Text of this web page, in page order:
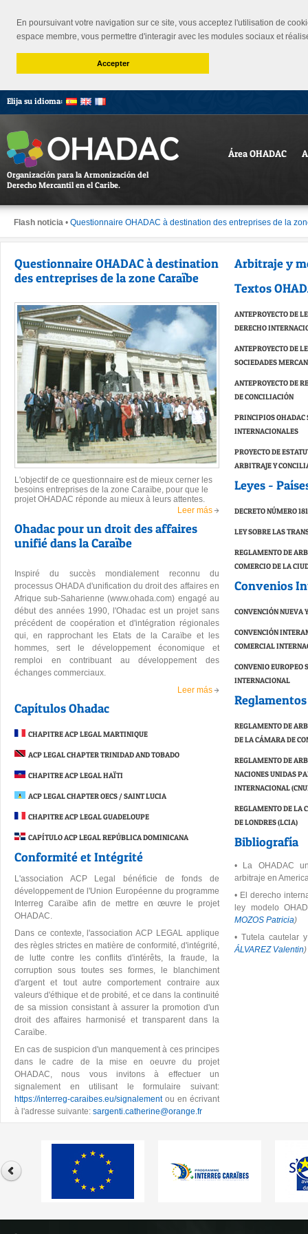
En poursuivant votre navigation sur ce site, vous acceptez l'utilisation de
espace membre, vous permettre d'interagir avec les modules sociaux et
Accepter
Elija su idioma:
Organización para la Armonización del
Derecho Mercantil en el Caribe.
Área OHADAC
Flash noticia • Questionnaire OHADAC à destination des entreprises de la
Questionnaire OHADAC à destination
des entreprises de la zone Caraïbe
L'objectif de ce questionnaire est de mieux cerner les
besoins entreprises de la zone Caraïbe, pour que le
projet OHADAC réponde au mieux à leurs attentes.
Leer más
Ohadac pour un droit des affaires
unifié dans la Caraïbe
Inspiré du succès mondialement reconnu du
processus OHADA d'unification du droit des affaires en
Afrique sub-Saharienne (www.ohada.com) engagé au
début des années 1990, l'Ohadac est un projet sans
précédent de coopération et d'intégration régionales
qui, en rapprochant les Etats de la Caraïbe et les
hommes, sert le développement économique et
remploi en contribuant au développement des
échanges commerciaux.
Leer más
Capítulos Ohadac
CHAPITRE ACP LEGAL MARTINIQUE
ACP LEGAL CHAPTER TRINIDAD AND TOBADO
CHAPITRE ACP LEGAL HAÏTI
ACP LEGAL CHAPTER OECS / SAINT LUCIA
CHAPITRE ACP LEGAL GUADELOUPE
CAPÍTULO ACP LEGAL REPÚBLICA DOMINICANA
Conformité et Intégrité
L'association ACP Legal bénéficie de fonds de
développement de l'Union Européenne du programme
Interreg Caraïbe afin de mettre en œuvre le projet
OHADAC.
Dans ce contexte, l'association ACP LEGAL applique
des règles strictes en matière de conformité, d'intégrité,
de lutte contre les conflits d'intérêts, la fraude, la
corruption sous toutes ses formes, le blanchiment
d'argent et tout autre comportement contraire aux
valeurs d'éthique et de probité, et ce dans la continuité
de sa mission consistant à assurer la promotion d'un
droit des affaires harmonisé et transparent dans la
Caraïbe.
En cas de suspicion d'un manquement à ces principes
dans le cadre de la mise en oeuvre du projet
OHADAC, nous vous invitons à effectuer un
signalement en utilisant le formulaire suivant:
https://interreg-caraibes.eu/signalementou en écrivant
à l'adresse suivante: sargenti.catherine@orange.fr
Arbitraje y
Textos
ANTEPROYECTO DE
DERECHO
ANTEPROYECTO DE
SOCIEDADES
ANTEPROYECTO DE
DE CONCILIACIÓN
PRINCIPIOS OHADAC
INTERNACIONALES
PROYECTO DE
ARBITRAJE Y
Leyes -
DECRETO NÚMERO
LEY SOBRE LAS
REGLAMENTO DE
COMERCIO DE LA
Convenios
CONVENCIÓN NUEVA
CONVENCIÓN
COMERCIAL
CONVENIO EUROPEO
INTERNACIONAL
REGLAMENTO DE
DE LA CÁMARA DE
REGLAMENTO DE
NACIONES UNIDAS
INTERNACIONAL
REGLAMENTO DE LA
DE LONDRES (LCIA)
Bibliografía
•
La OHADAC
arbitraje en
• El derecho
ley modelo
MOZOS Patricia)
• Tutela cautelar
ÁLVAREZ Valentin)